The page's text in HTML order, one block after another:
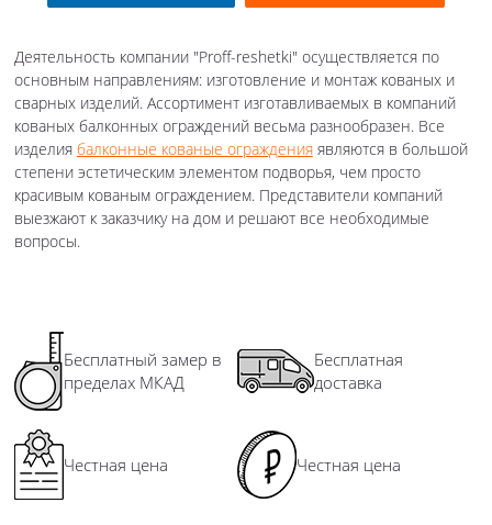
Деятельность компании "Proff-reshetki" осуществляется по
основным направлениям: изготовление и монтаж кованых и
сварных изделий. Ассортимент изготавливаемых в компаний
кованых балконных ограждений весьма разнообразен. Все
изделия балконные кованые огражденияявляются в большой
степени эстетическим элементом подворья, чем просто
красивым кованым ограждением. Представители компаний
выезжают к заказчику на дом и решают все необходимые
вопросы.
Бесплатный замер в
пределах МКАД
Бесплатная
доставка
Честная цена Честная цена